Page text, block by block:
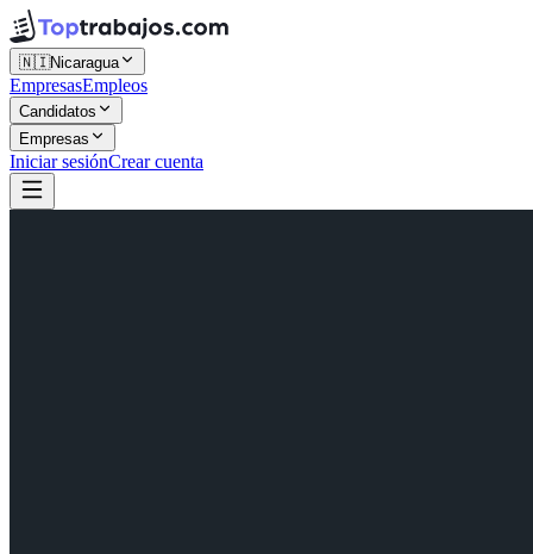
🇳🇮Nicaragua
EmpresasEmpleos
Candidatos
Empresas
Iniciar sesiónCrear cuenta